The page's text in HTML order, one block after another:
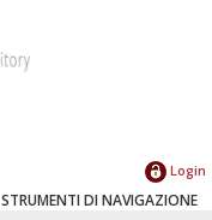
Login
STRUMENTI DI NAVIGAZIONE